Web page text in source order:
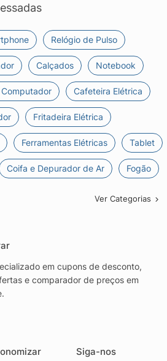
Relógio de Pulso
Calçados Notebook
Computador Cafeteira Elétrica
Fritadeira Elétrica
Ferramentas Elétricas Tablet
Coifa e Depurador de Ar Fogão
Ver Categorias
em cupons de desconto,
e comparador de preços em
Siga-nos